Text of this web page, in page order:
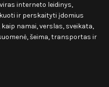
interneto leidinys,
ir perskaityti įdomius
namai, verslas, sveikata,
šeima, transportas ir